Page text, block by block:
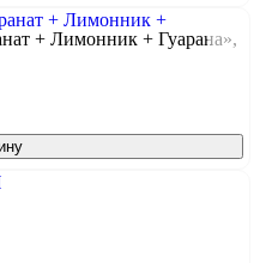
+ Лимонник + Гуарана»,